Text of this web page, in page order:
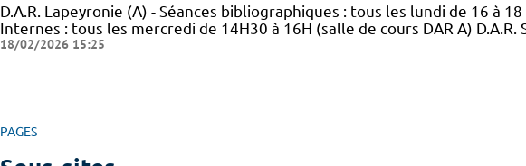
D.A.R. Lapeyronie (A) - Séances bibliographiques : tous les lundi de 16 à
Internes : tous les mercredi de 14H30 à 16H (salle de cours DAR A) D.A.R.
18/02/2026 15:25
PAGES